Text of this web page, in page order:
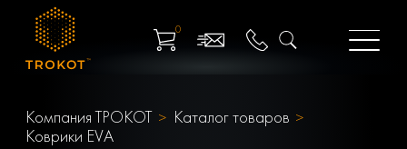
0
Компания ТРОКОТ
Каталог товаров
Коврики EVA